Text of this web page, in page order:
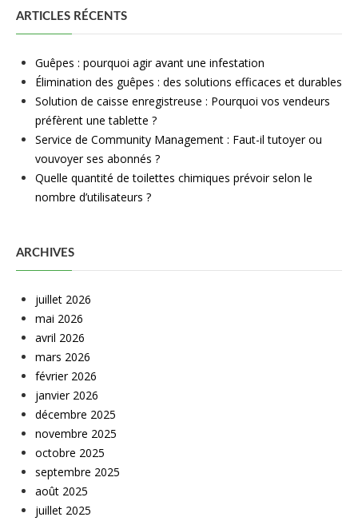
ARTICLES RÉCENTS
Guêpes : pourquoi agir avant une infestation
Élimination des guêpes : des solutions efficaces et durables
Solution de caisse enregistreuse : Pourquoi vos vendeurs
préfèrent une tablette ?
Service de Community Management : Faut-il tutoyer ou
vouvoyer ses abonnés ?
Quelle quantité de toilettes chimiques prévoir selon le
nombre d’utilisateurs ?
ARCHIVES
juillet 2026
mai 2026
avril 2026
mars 2026
février 2026
janvier 2026
décembre 2025
novembre 2025
octobre 2025
septembre 2025
août 2025
juillet 2025